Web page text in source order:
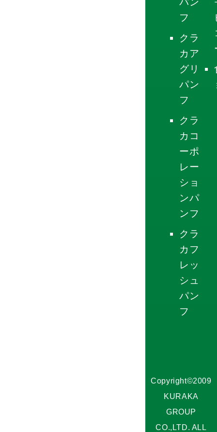
フ
クラ
カア
グリ
パン
フ
クラ
カコ
ーポ
レー
ショ
ンパ
ンフ
クラ
カフ
レッ
シュ
パン
フ
Copyright©2009
KURAKA
GROUP
CO.,LTD. ALL